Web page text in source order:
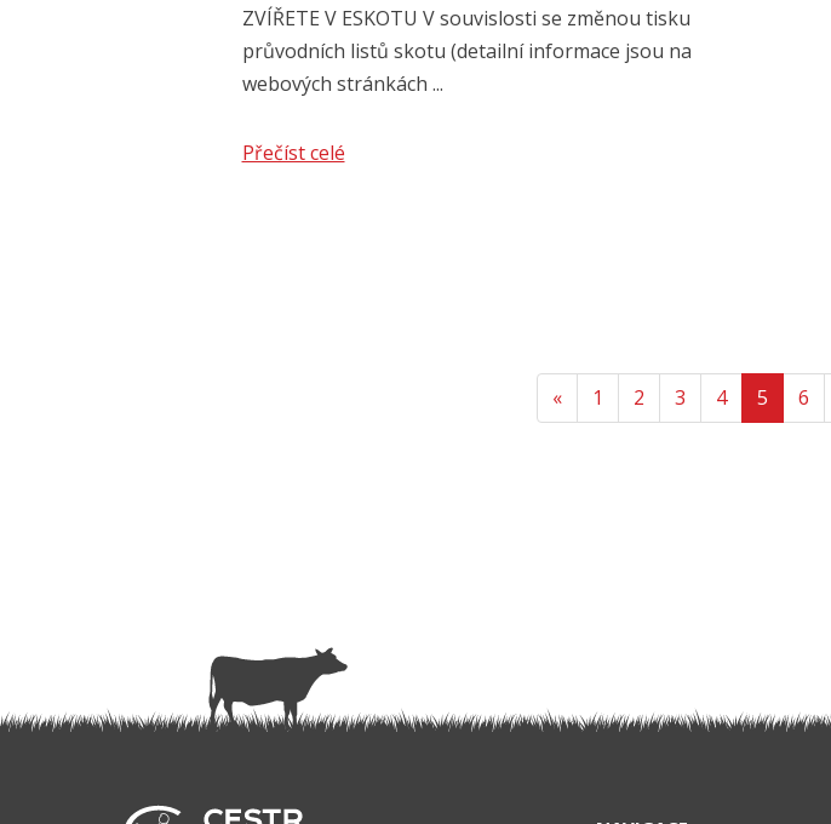
ZVÍŘETE V ESKOTU V souvislosti se změnou tisku
průvodních listů skotu (detailní informace jsou na
webových stránkách ...
Přečíst celé
« 1 2 3 4 5 6